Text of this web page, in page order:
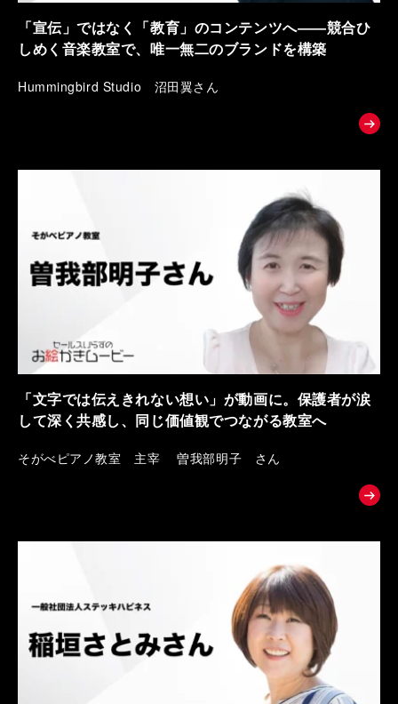
「宣伝」ではなく「教育」のコンテンツへ――競合ひ
しめく音楽教室で、唯一無二のブランドを構築
Hummingbird Studio 沼田翼さん
「文字では伝えきれない想い」が動画に。保護者が涙
して深く共感し、同じ価値観でつながる教室へ
そがべピアノ教室 主宰 曽我部明子 さん